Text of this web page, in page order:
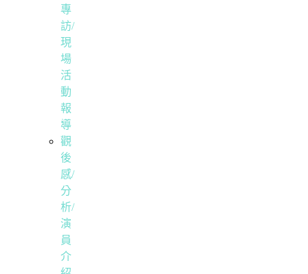
專
訪/
現
場
活
動
報
導
觀
後
感/
分
析/
演
員
介